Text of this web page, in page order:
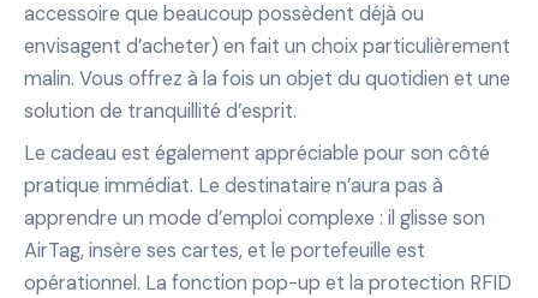
accessoire que beaucoup possèdent déjà ou
envisagent d’acheter) en fait un choix particulièrement
malin. Vous offrez à la fois un objet du quotidien et une
solution de tranquillité d’esprit.
Le cadeau est également appréciable pour son côté
pratique immédiat. Le destinataire n’aura pas à
apprendre un mode d’emploi complexe : il glisse son
AirTag, insère ses cartes, et le portefeuille est
opérationnel. La fonction pop-up et la protection RFID